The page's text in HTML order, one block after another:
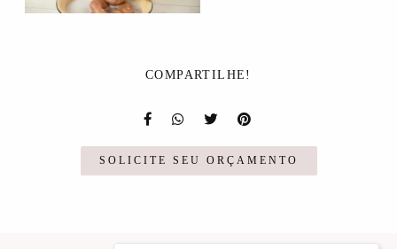
COMPARTILHE!
SOLICITE SEU ORÇAMENTO